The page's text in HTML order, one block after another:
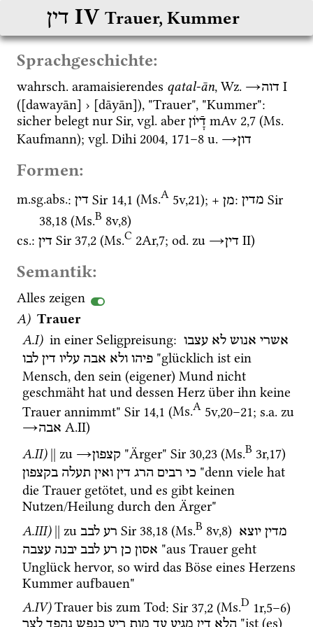
דין ‎ IV Trauer, Kummer
Sprachgeschichte:
wahrsch. aramaisierendes qatal-ān, Wz. →דוה ‎ I
([dawayān] › [dāyān]), "Trauer", "Kummer":
sicher belegt nur Sir, vgl. aber דָֿיֹון mAv 2,7 (Ms.
Kaufmann); vgl. Dihi 2004, 171–8 u. →דון
Formen:
m.sg.abs.: דין Sir 14,1 (Ms.A 5v,21); + מן: מדין Sir
38,18 (Ms.B 8v,8)
cs.: דין Sir 37,2 (Ms.C 2Ar,7; od. zu →דין ‎ II)
Semantik:
Alles zeigen
A) Trauer
A.I) in einer Seligpreisung: אשרי אנוש לא עצבו
פיהו ולא אבה עליו דין לבו
"glücklich ist ein
Mensch, den sein (eigener) Mund nicht
geschmäht hat und dessen Herz über ihn keine
Trauer annimmt" Sir 14,1 (Ms.A 5v,20–21; s.a.
→אבה A.II)
A.II) || zu →קצפון "Ärger" Sir 30,23 (Ms.B 3r,17)
כי רבים הרג דין ואין תעלה בקצפון
"denn viele hat
die Trauer getötet, und es gibt keinen
Nutzen/Heilung durch den Ärger"
A.III) || zu רע לבב Sir 38,18 (Ms.B 8v,8) מדין יוצא
אסון כן רע לבב יבנה עצבה
"aus Trauer geht
Unglück hervor, so wird das Böse eines Herzens
Kummer aufbauen"
A.IV)Trauer bis zum Tod: Sir 37,2 (Ms.D 1r,5–6)
"ist (es)